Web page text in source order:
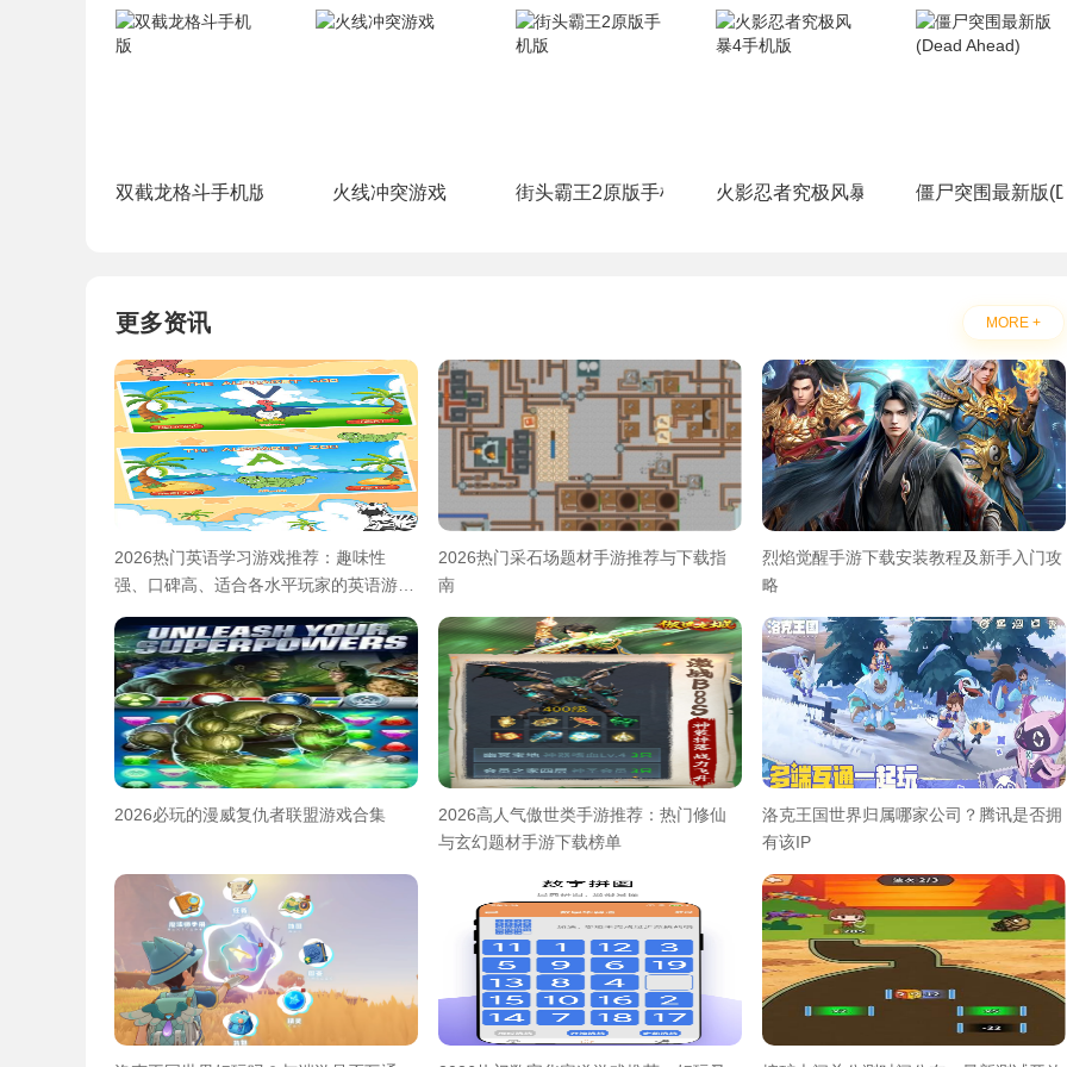
双截龙格斗手机版 火线冲突游戏 街头霸王2原版手机版 火影忍者究极风暴4手机版僵尸突围最新版
更多资讯 MORE +
2026热门英语学习游戏推荐：趣味性
强、口碑高、适合各水平玩家的英语游戏
2026热门采石场题材手游推荐与下载指
南
烈焰觉醒手游下载安装教程及新手入门攻
略
2026必玩的漫威复仇者联盟游戏合集
2026高人气傲世类手游推荐：热门修仙
与玄幻题材手游下载榜单
洛克王国世界归属哪家公司？腾讯是否拥
有该IP